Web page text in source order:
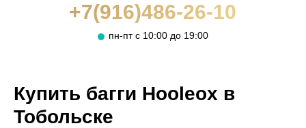
+7(916)486-26-10
пн-пт с 10:00 до 19:00
Купить багги Hooleox в
Тобольске